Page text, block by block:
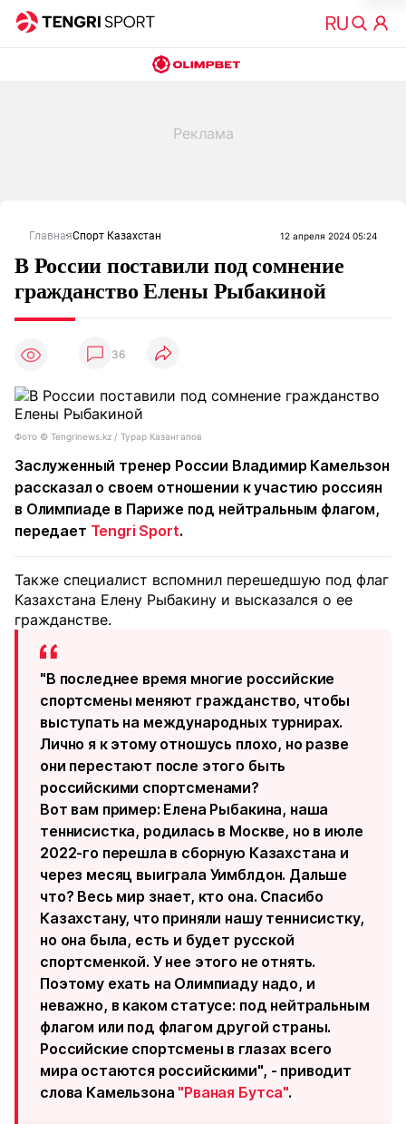
ГлавнаяСпорт Казахстан 12 апреля 2024 05:24
В России поставили под сомнение
гражданство Елены Рыбакиной
36
Фото ©️ Tengrinews.kz / Турар Казангапов
Заслуженный тренер России Владимир Камельзон
рассказал о своем отношении к участию россиян
в Олимпиаде в Париже под нейтральным флагом,
передает Tengri Sport.
Также специалист вспомнил перешедшую под флаг
Казахстана Елену Рыбакину и высказался о ее
гражданстве.
"В последнее время многие российские
спортсмены меняют гражданство, чтобы
выступать на международных турнирах.
Лично я к этому отношусь плохо, но разве
они перестают после этого быть
российскими спортсменами?
Вот вам пример: Елена Рыбакина, наша
теннисистка, родилась в Москве, но в июле
2022-го перешла в сборную Казахстана и
через месяц выиграла Уимблдон. Дальше
что? Весь мир знает, кто она. Спасибо
Казахстану, что приняли нашу теннисистку,
но она была, есть и будет русской
спортсменкой. У нее этого не отнять.
Поэтому ехать на Олимпиаду надо, и
неважно, в каком статусе: под нейтральным
флагом или под флагом другой страны.
Российские спортсмены в глазах всего
мира остаются российскими", - приводит
слова Камельзона "Рваная Бутса".